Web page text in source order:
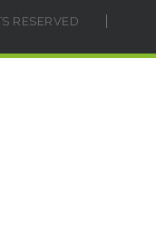
RESERVED